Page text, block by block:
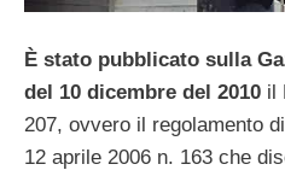
È stato pubblicato sulla
del 10 dicembre del 2010 il
207, ovvero il regolamento
12 aprile 2006 n. 163 che